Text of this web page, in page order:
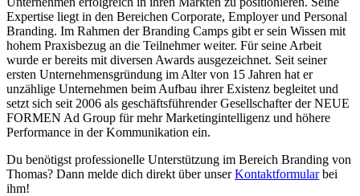
Expertise liegt in den Bereichen Corporate, Employer und Personal
Branding. Im Rahmen der Branding Camps gibt er sein Wissen mit
hohem Praxisbezug an die Teilnehmer weiter. Für seine Arbeit
wurde er bereits mit diversen Awards ausgezeichnet. Seit seiner
ersten Unternehmensgründung im Alter von 15 Jahren hat er
unzählige Unternehmen beim Aufbau ihrer Existenz begleitet und
setzt sich seit 2006 als geschäftsführender Gesellschafter der NEUE
FORMEN Ad Group für mehr Marketingintelligenz und höhere
Performance in der Kommunikation ein.
Du benötigst professionelle Unterstützung im Bereich Branding von
Thomas? Dann melde dich direkt über unserKontaktformularbei
ihm!